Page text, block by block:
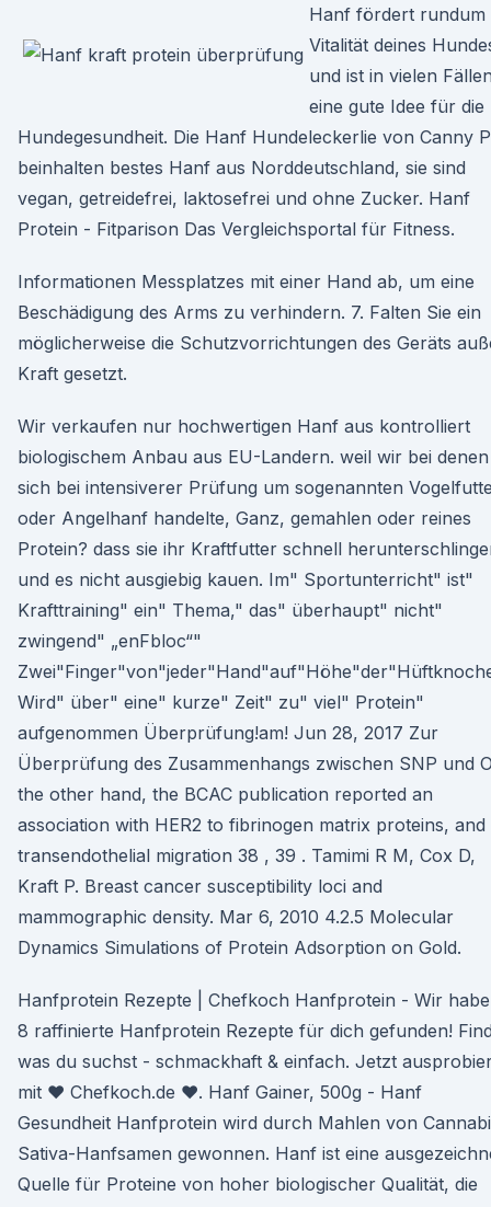
Hanf fördert rundum
Vitalität deines
und ist in vielen
eine gute Idee für die
Hundegesundheit. Die Hanf Hundeleckerlie von Canny
beinhalten bestes Hanf aus Norddeutschland, sie sind
vegan, getreidefrei, laktosefrei und ohne Zucker. Hanf
Protein - Fitparison Das Vergleichsportal für Fitness.
Informationen Messplatzes mit einer Hand ab, um eine
Beschädigung des Arms zu verhindern. 7. Falten Sie ein
möglicherweise die Schutzvorrichtungen des Geräts
Kraft gesetzt.
Wir verkaufen nur hochwertigen Hanf aus kontrolliert
biologischem Anbau aus EU-Landern. weil wir bei
sich bei intensiverer Prüfung um sogenannten
oder Angelhanf handelte, Ganz, gemahlen oder reines
Protein? dass sie ihr Kraftfutter schnell
und es nicht ausgiebig kauen. Im" Sportunterricht" ist"
Krafttraining" ein" Thema," das" überhaupt" nicht"
zwingend" „enFbloc“"
Wird" über" eine" kurze" Zeit" zu" viel" Protein"
aufgenommen Überprüfung!am! Jun 28, 2017 Zur
Überprüfung des Zusammenhangs zwischen SNP und
the other hand, the BCAC publication reported an
association with HER2 to fibrinogen matrix proteins, and
transendothelial migration 38 , 39 . Tamimi R M, Cox D,
Kraft P. Breast cancer susceptibility loci and
mammographic density. Mar 6, 2010 4.2.5 Molecular
Dynamics Simulations of Protein Adsorption on Gold.
Hanfprotein Rezepte | Chefkoch Hanfprotein - Wir
8 raffinierte Hanfprotein Rezepte für dich gefunden!
was du suchst - schmackhaft & einfach. Jetzt
mit ♥ Chefkoch.de ♥. Hanf Gainer, 500g - Hanf
Gesundheit Hanfprotein wird durch Mahlen von
Sativa-Hanfsamen gewonnen. Hanf ist eine
Quelle für Proteine von hoher biologischer Qualität, die